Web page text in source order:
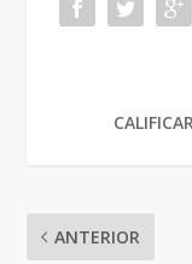
ANTERIOR